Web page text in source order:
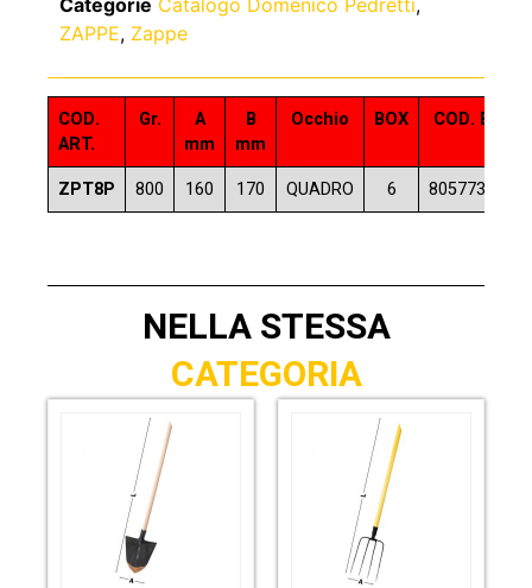
Categorie Catalogo Domenico Pedretti,
ZAPPE, Zappe
COD.
ART.
Gr.
A
mm
B
mm
Occhio BOX COD. EAN -
ZPT8P 800 160 170 QUADRO 6
NELLA STESSA
CATEGORIA